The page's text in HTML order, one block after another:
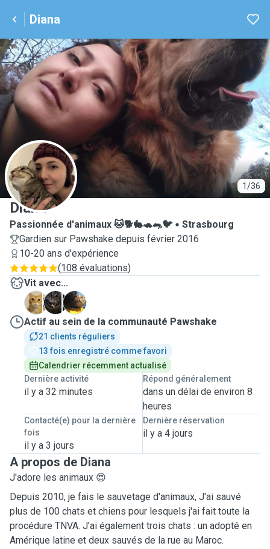
Diana
1/36
D
Diana
Passionnée d'animaux 🐱🐕🐇🐢🐀🐦
Strasbourg
Gardien sur Pawshake depuis février 2016
10-20 ans d'expérience
(108 évaluations)
Vit avec...
A
D
F
Actif au sein de la communauté Pawshake
21 clients réguliers
13 fois enregistré comme favori
Calendrier récemment actualisé
Dernière activité
il y a 32 minutes
Répond généralement
dans un délai de environ 8
heures
Contacté(e) pour la dernière
fois
il y a 3 jours
Dernière réservation
il y a 4 jours
A propos de Diana
J'adore les animaux 😍
Depuis 2010, je fais le sauvetage d'animaux, J'ai sauvé
plus de 100 chats et chiens pour lesquels j'ai fait toute la
procédure TNVA. J’ai également trois chats : un adopté en
Amérique latine et deux sauvés de la rue au Maroc.